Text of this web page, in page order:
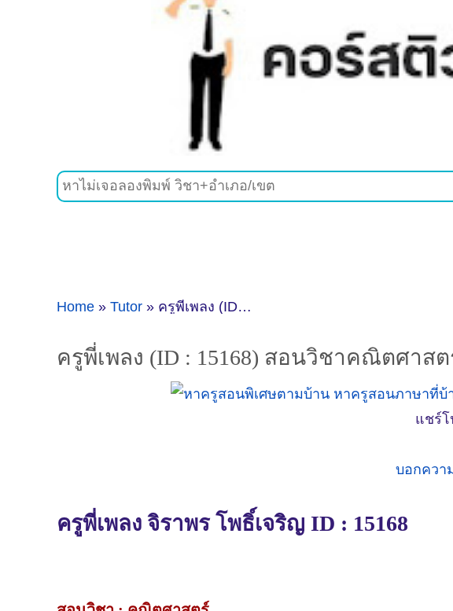
Home » Tutor » ครูพี่เพลง (ID : 15168) สอนวิชาคณิตศาสตร์ ที่กรุงเทพมหานคร
ครูพี่เพลง (ID : 15168) สอนวิชาคณิตศาส
แชร์โ
บอกควา
ครูพี่เพลง จิราพร โพธิ์เจริญ ID : 15168